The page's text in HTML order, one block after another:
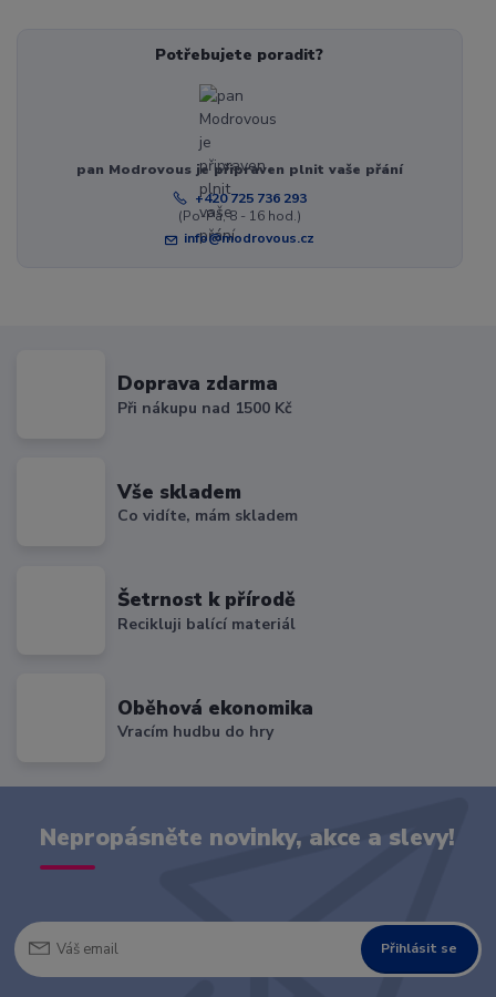
Potřebujete poradit?
pan Modrovous je připraven plnit vaše přání
+420 725 736 293
(Po-Pá, 8 - 16 hod.)
info@modrovous.cz
Doprava zdarma
Při nákupu nad 1500 Kč
Vše skladem
Co vidíte, mám skladem
Šetrnost k přírodě
Recikluji balící materiál
Oběhová ekonomika
Vracím hudbu do hry
Nepropásněte novinky, akce a slevy!
Přihlásit se